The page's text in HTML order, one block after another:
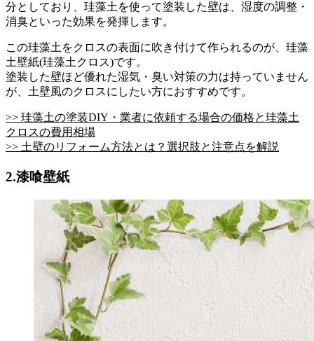
分としており、珪藻土を使って塗装した壁は、湿度の調整・
消臭といった効果を発揮します。
この珪藻土をクロスの表面に吹き付けて作られるのが、珪藻
土壁紙(珪藻土クロス)です。
塗装した壁ほど優れた湿気・臭い対策の力は持っていません
が、土壁風のクロスにしたい方におすすめです。
>> 珪藻土の塗装DIY・業者に依頼する場合の価格と珪藻土
クロスの費用相場
>> 土壁のリフォーム方法とは？選択肢と注意点を解説
2.漆喰壁紙